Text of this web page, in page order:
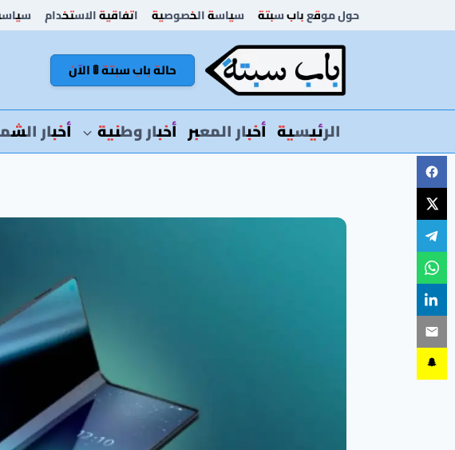
إلى
حول موقع باب سبتة سياسة الخصوصية اتفاقية الاستخدام
حالة باب سبتة 🚦 الآن
الرئيسية أخبار المعبر أخبار وطنية أخبار